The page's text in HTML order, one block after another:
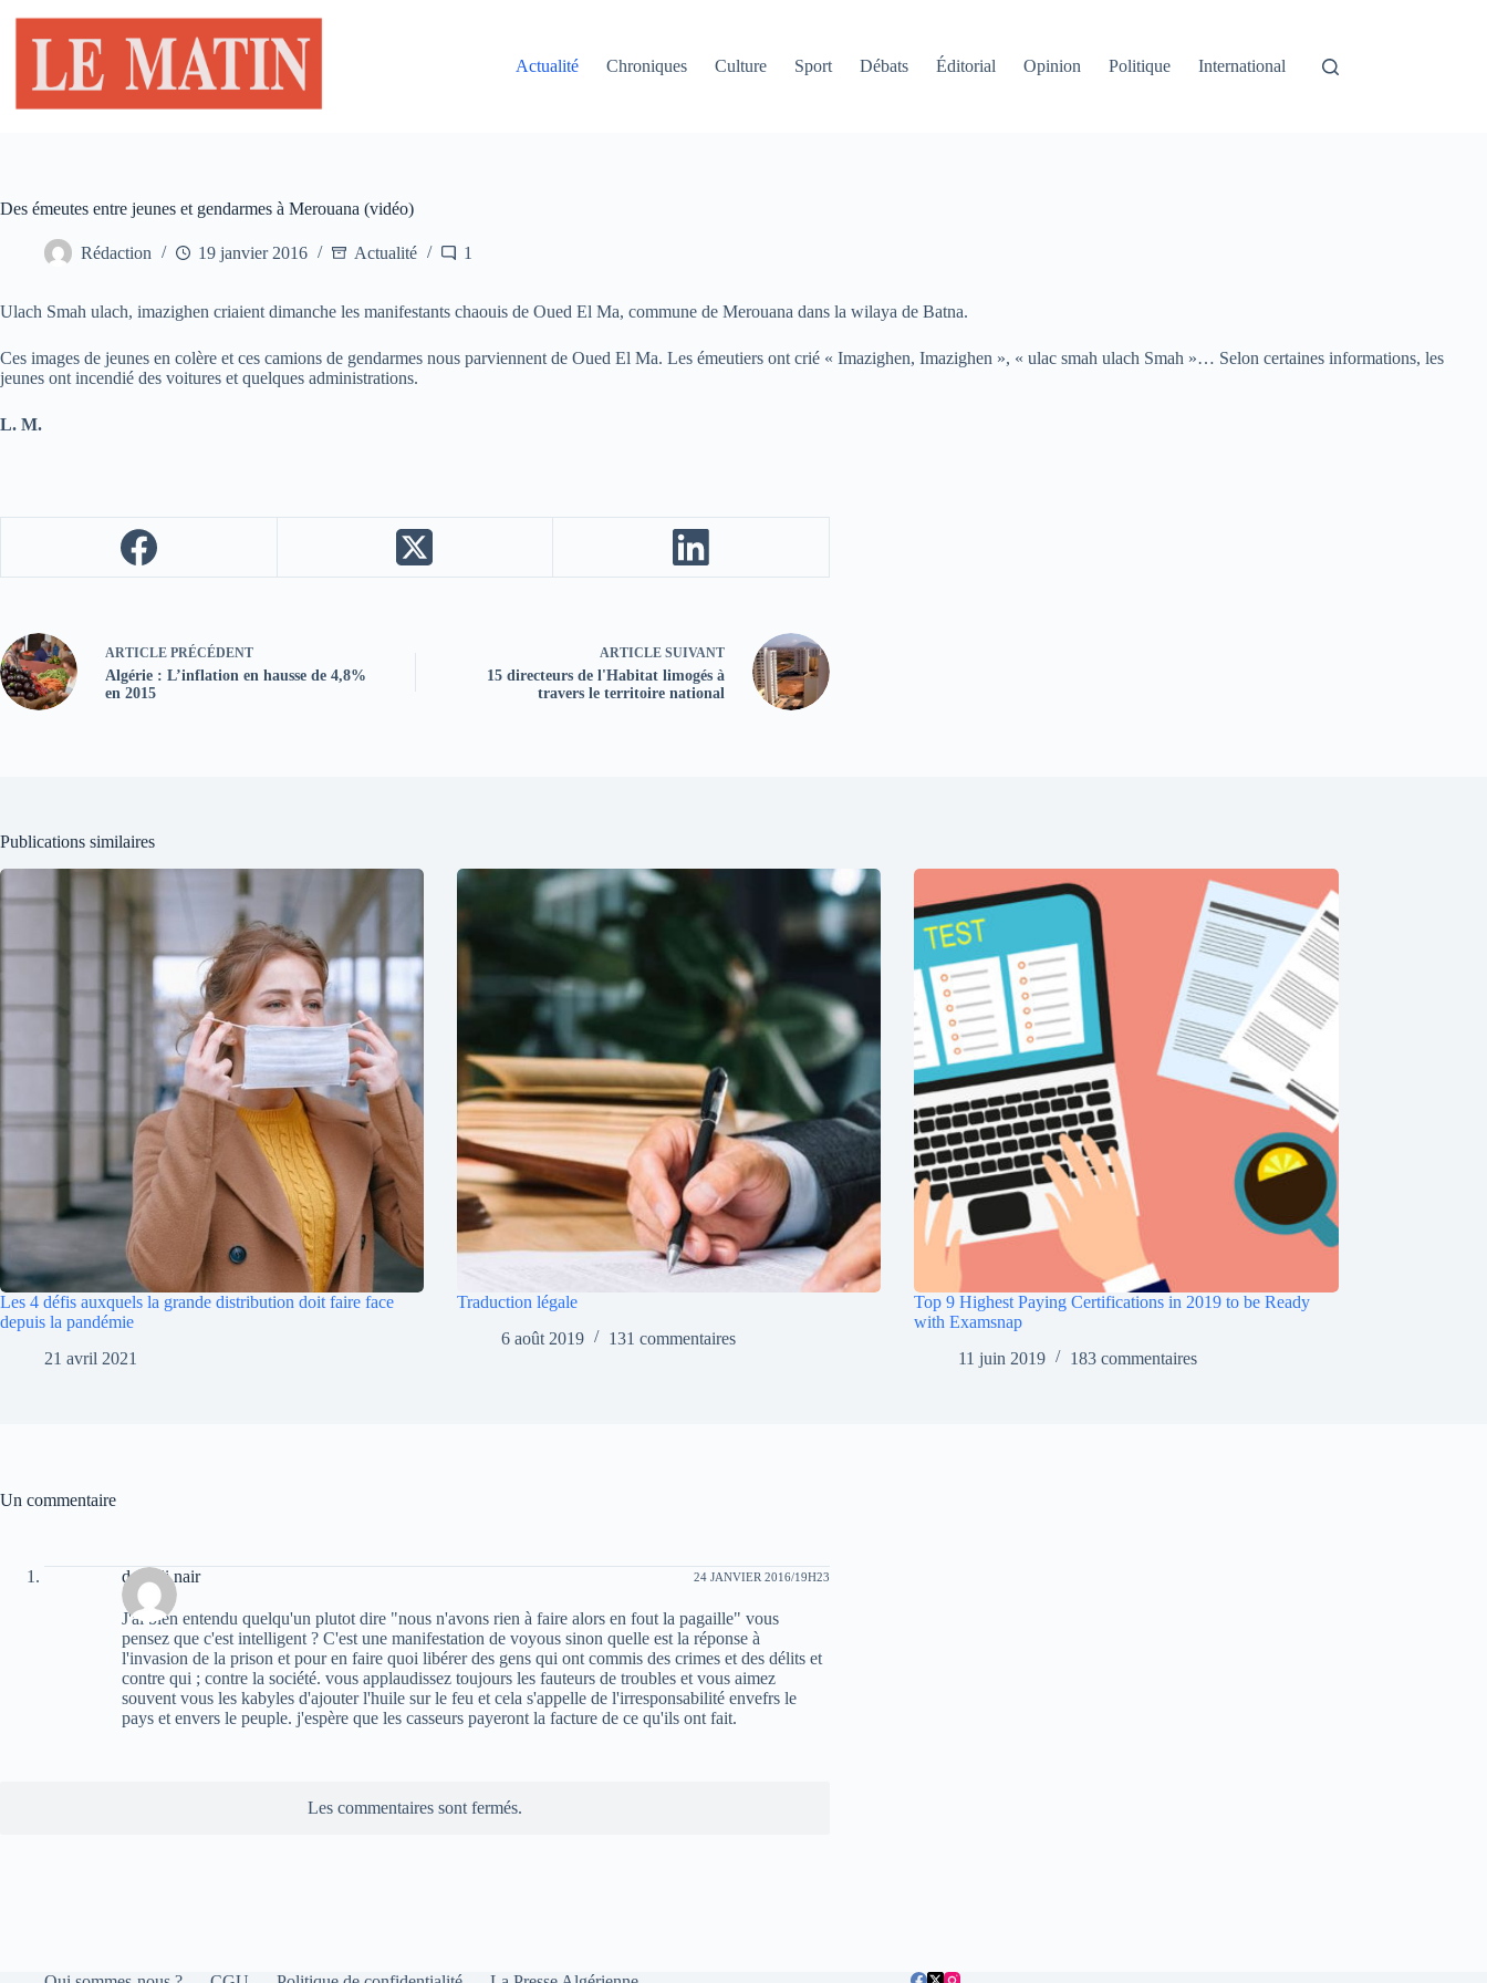
contenu
Actualité
Chroniques Culture Sport Débats Éditorial Opinion Politique International
Des émeutes entre jeunes et gendarmes à Merouana (vidéo)
Rédaction 19 janvier 2016 Actualité 1
Ulach Smah ulach, imazighen criaient dimanche les manifestants chaouis de Oued El Ma, commune de Merouana dans la wilaya de Batna.
Ces images de jeunes en colère et ces camions de gendarmes nous parviennent de Oued El Ma. Les émeutiers ont crié « Imazighen, Imazighen », « ulac smah ulach Smah »… Selon certaines informations, les
jeunes ont incendié des voitures et quelques administrations.
L. M.
ARTICLE PRÉCÉDENT
Algérie : L’inflation en hausse de 4,8%
en 2015
ARTICLE SUIVANT
15 directeurs de l'Habitat limogés à
travers le territoire national
Publications similaires
Les 4 défis auxquels la grande distribution doit faire face
depuis la pandémie
21 avril 2021
Traduction légale
6 août 2019
131 commentaires
Top 9 Highest Paying Certifications in 2019 to be Ready
with Examsnap
11 juin 2019
183 commentaires
Un commentaire
deradji nair 24 JANVIER 2016/19H23
J'ai bien entendu quelqu'un plutot dire "nous n'avons rien à faire alors en fout la pagaille" vous
pensez que c'est intelligent ? C'est une manifestation de voyous sinon quelle est la réponse à
l'invasion de la prison et pour en faire quoi libérer des gens qui ont commis des crimes et des délits et
contre qui ; contre la société. vous applaudissez toujours les fauteurs de troubles et vous aimez
souvent vous les kabyles d'ajouter l'huile sur le feu et cela s'appelle de l'irresponsabilité envefrs le
pays et envers le peuple. j'espère que les casseurs payeront la facture de ce qu'ils ont fait.
Les commentaires sont fermés.